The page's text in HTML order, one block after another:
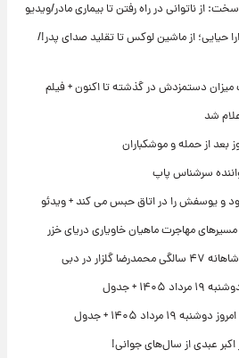
از ناتوانی در راه رفتن تا بیماری مادر/ویدیو
از ماشین لوکس تا تقلید صدای پدر!/
دستمزدش در گذشته تا اکنون + فیلم
شد
سرشناس پاپ
و یوسفش را در اتاق حبس می کند + ویدئو
مهاجرت ماهیان خاویاری دریای خزر
در دبی
+ جدول
۱۴۰۵ + جدول
عبدی از سال‌های جوانی!